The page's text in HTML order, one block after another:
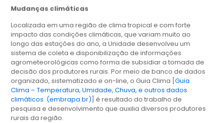
Mudanças climáticas
Localizada em uma região de clima tropical e com forte
impacto das condições climáticas, que variam muito ao
longo das estações do ano, a Unidade desenvolveu um
sistema de coleta e disponibilização de informações
agrometeorológicas como forma de subsidiar a tomada de
decisão dos produtores rurais. Por meio de banco de dados
organizado, sistematizado e on-line, o Guia Clima [Guia
Clima – Temperatura, Umidade, Chuva, e outros dados
climáticos. (embrapa.br)] é resultado do trabalho de
pesquisa e desenvolvimento que auxilia diversos produtores
rurais da região.